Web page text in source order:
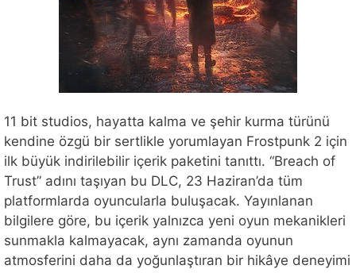
11 bit studios, hayatta kalma ve şehir kurma türünü
kendine özgü bir sertlikle yorumlayan Frostpunk 2 için
ilk büyük indirilebilir içerik paketini tanıttı. “Breach of
Trust” adını taşıyan bu DLC, 23 Haziran’da tüm
platformlarda oyuncularla buluşacak. Yayınlanan
bilgilere göre, bu içerik yalnızca yeni oyun mekanikleri
sunmakla kalmayacak, aynı zamanda oyunun
atmosferini daha da yoğunlaştıran bir hikâye deneyimi